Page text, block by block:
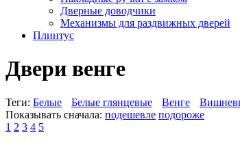
Дверные доводчики
Механизмы для раздвижных дверей
Плинтус
Двери венге
Теги: Белые Белые глянцевые Венге
Показывать сначала: подешевле подороже
1 2 3 4 5